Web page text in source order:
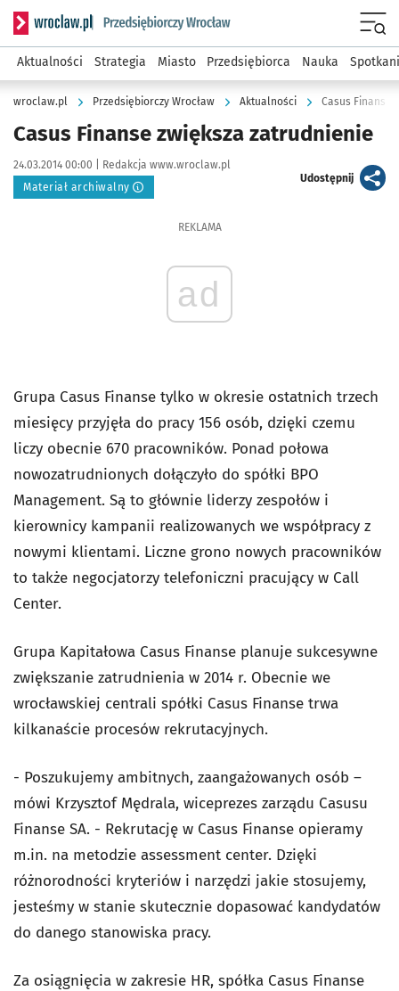
Serwis informacyjny wroclaw.pl podserwis: Strategia
Aktualności Strategia Miasto Przedsiębiorca Nauka
wroclaw.pl Przedsiębiorczy Wrocław Aktualności Casus Finanse
Casus Finanse zwiększa zatrudnienie
Data publikacji:
24.03.2014 00:00 | Autor:
Redakcja www.wroclaw.pl
Materiał archiwalny
Udostępnijartykuł
REKLAMA
ad
Grupa Casus Finanse tylko w okresie ostatnich trzech
miesięcy przyjęła do pracy 156 osób, dzięki czemu
liczy obecnie 670 pracowników. Ponad połowa
nowozatrudnionych dołączyło do spółki BPO
Management. Są to głównie liderzy zespołów i
kierownicy kampanii realizowanych we współpracy z
nowymi klientami. Liczne grono nowych pracowników
to także negocjatorzy telefoniczni pracujący w Call
Center.
Grupa Kapitałowa Casus Finanse planuje sukcesywne
zwiększanie zatrudnienia w 2014 r. Obecnie we
wrocławskiej centrali spółki Casus Finanse trwa
kilkanaście procesów rekrutacyjnych.
- Poszukujemy ambitnych, zaangażowanych osób –
mówi Krzysztof Mędrala, wiceprezes zarządu Casusu
Finanse SA. - Rekrutację w Casus Finanse opieramy
m.in. na metodzie assessment center. Dzięki
różnorodności kryteriów i narzędzi jakie stosujemy,
jesteśmy w stanie skutecznie dopasować kandydatów
do danego stanowiska pracy.
Za osiągnięcia w zakresie HR, spółka Casus Finanse